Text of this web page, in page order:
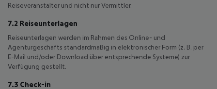
Reiseveranstalter und nicht nur Vermittler.
7.2 Reiseunterlagen
Reiseunterlagen werden im Rahmen des Online- und
Agenturgeschäfts standardmäßig in elektronischer Form (z. B. per
E-Mail und/oder Download über entsprechende Systeme) zur
Verfügung gestellt.
7.3 Check-in